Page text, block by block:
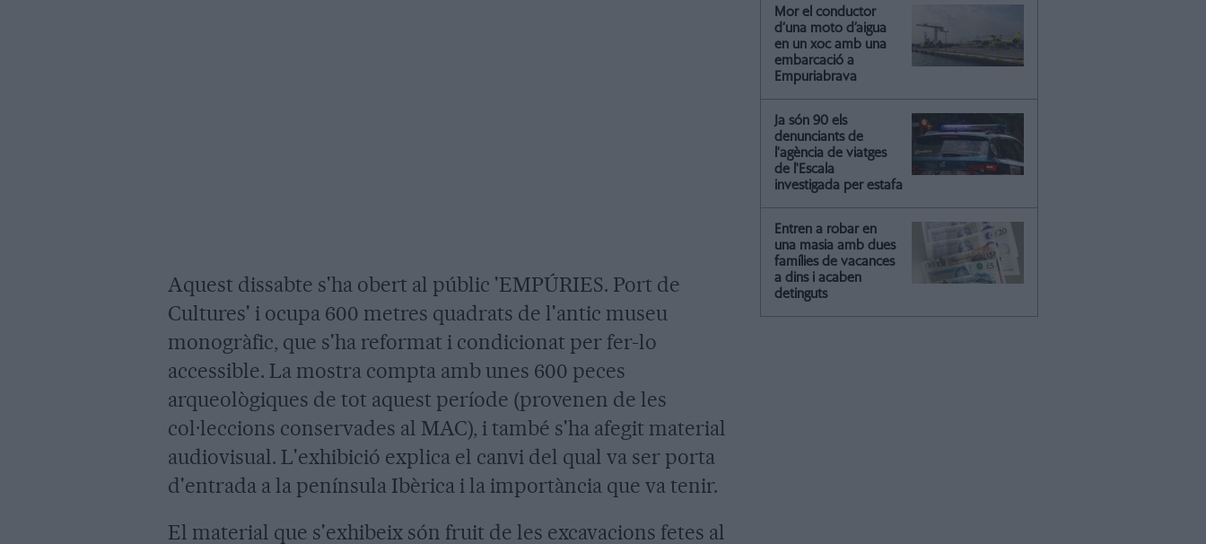
Aquest dissabte s'ha obert al públic 'EMPÚRIES. Port de
Cultures' i ocupa 600 metres quadrats de l'antic museu
monogràfic, que s'ha reformat i condicionat per fer-lo
accessible. La mostra compta amb unes 600 peces
arqueològiques de tot aquest període (provenen de les
col·leccions conservades al MAC), i també s'ha afegit material
audiovisual. L'exhibició explica el canvi del qual va ser porta
d'entrada a la península Ibèrica i la importància que va tenir.
El material que s'exhibeix són fruit de les excavacions fetes al
Mor el conductor
d’una moto d’aigua
en un xoc amb una
embarcació a
Empuriabrava
Ja són 90 els
denunciants de
l'agència de viatges
de l'Escala
investigada per estafa
Entren a robar en
una masia amb dues
famílies de vacances
a dins i acaben
detinguts